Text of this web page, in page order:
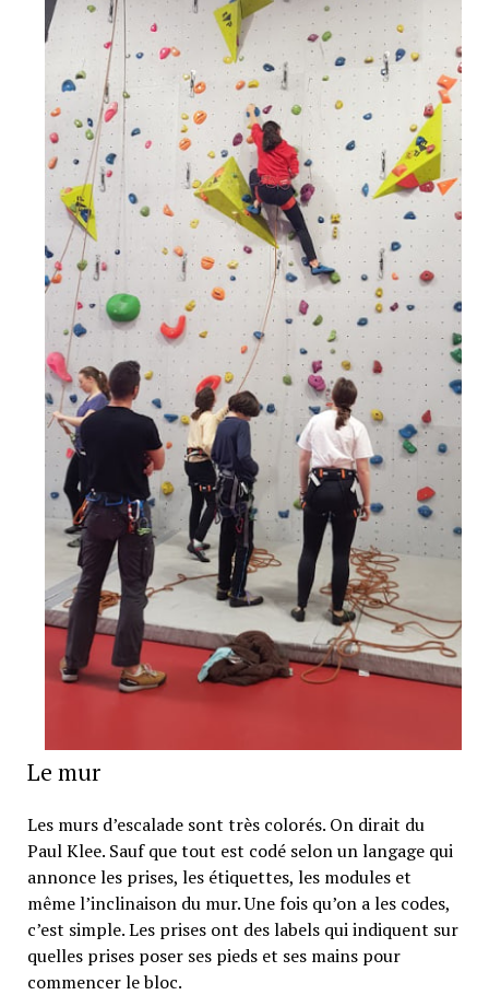
Le mur
Les murs d’escalade sont très colorés. On dirait du
Paul Klee. Sauf que tout est codé selon un langage qui
annonce les prises, les étiquettes, les modules et
même l’inclinaison du mur. Une fois qu’on a les codes,
c’est simple. Les prises ont des labels qui indiquent sur
quelles prises poser ses pieds et ses mains pour
commencer le bloc.